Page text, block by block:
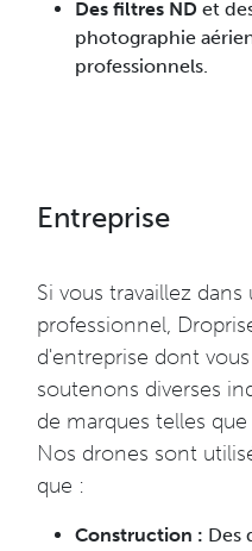
Des filtres ND et
photographie
professionnels.
Entreprise
Si vous travaillez
professionnel,
d'entreprise dont
soutenons diverses
de marques telles
Nos drones sont
que :​
Construction : Des